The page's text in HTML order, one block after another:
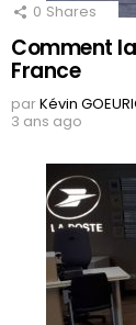
0 Shares
Comment
France
parKévin
3 ans ago